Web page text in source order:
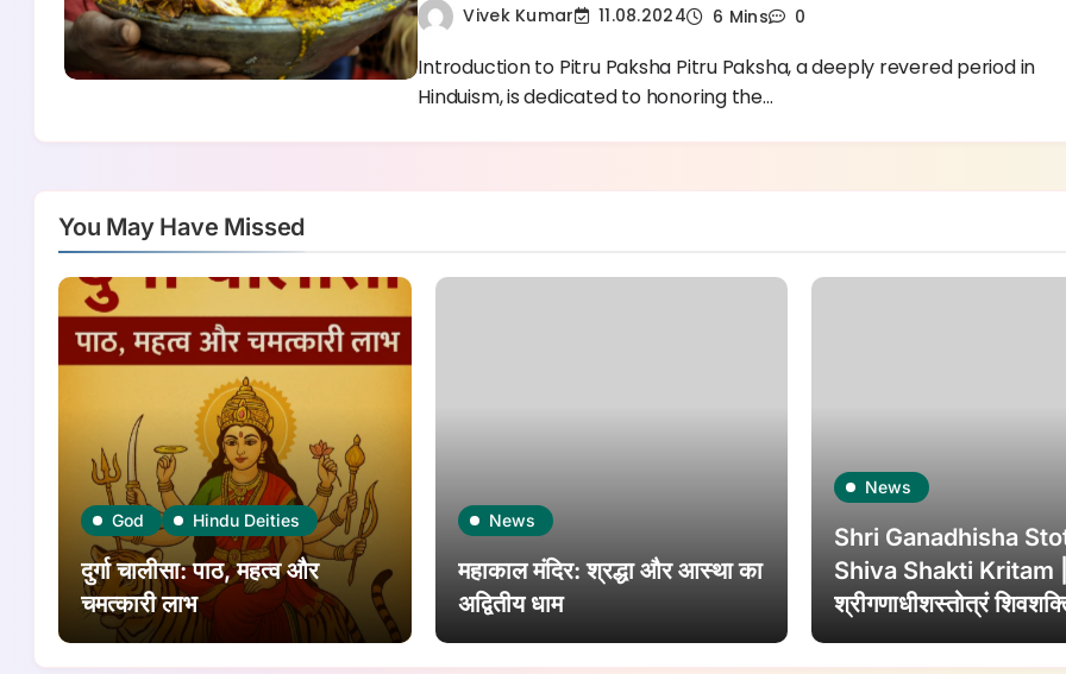
Vivek Kumar 11.08.2024 6 Mins 0
Introduction to Pitru Paksha Pitru Paksha, a deeply revered period in
Hinduism, is dedicated to honoring the…
You May Have Missed
God Hindu Deities
दुर्गा चालीसा: पाठ, महत्व और
चमत्कारी लाभ
News
महाकाल मंदिर: श्रद्धा और आस्था का
अद्वितीय धाम
News
Shri Ganadhisha
Shiva Shakti Kritam
श्रीगणाधीशस्तोत्रं